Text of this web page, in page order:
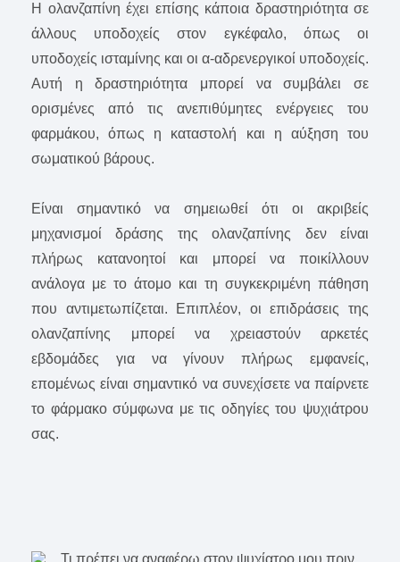
Η ολανζαπίνη έχει επίσης κάποια δραστηριότητα σε
άλλους υποδοχείς στον εγκέφαλο, όπως οι
υποδοχείς ισταμίνης και οι α-αδρενεργικοί υποδοχείς.
Αυτή η δραστηριότητα μπορεί να συμβάλει σε
ορισμένες από τις ανεπιθύμητες ενέργειες του
φαρμάκου, όπως η καταστολή και η αύξηση του
σωματικού βάρους.
Είναι σημαντικό να σημειωθεί ότι οι ακριβείς
μηχανισμοί δράσης της ολανζαπίνης δεν είναι
πλήρως κατανοητοί και μπορεί να ποικίλλουν
ανάλογα με το άτομο και τη συγκεκριμένη πάθηση
που αντιμετωπίζεται. Επιπλέον, οι επιδράσεις της
ολανζαπίνης μπορεί να χρειαστούν αρκετές
εβδομάδες για να γίνουν πλήρως εμφανείς,
επομένως είναι σημαντικό να συνεχίσετε να παίρνετε
το φάρμακο σύμφωνα με τις οδηγίες του ψυχιάτρου
σας.